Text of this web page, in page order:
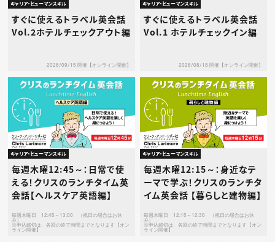
キャリア・ヒューマンスキル
すぐに使えるトラベル英会話
Vol.2ホテルチェックアウト編
2026/09/15 開催【オンライン開催】
キャリア・ヒューマンスキル
すぐに使えるトラベル英会話
Vol.1 ホテルチェックイン編
2026/08/18 開催【オンライン開催】
キャリア・ヒューマンスキル
毎週木曜12:45～：日常で使
える！クリスのランチタイム英
会話【ヘルスケア英語編】
毎週木曜日 12:45～13:00 （祝日の場合はお休
み）
※申込締切は、各回の終了時間までとなります【オン
ライン開催】
キャリア・ヒューマンスキル
毎週木曜12:15～：身近なテ
ーマで学ぶ！クリスのランチタ
イム英会話 【暮らしと建物編】
毎週木曜日 12:15～12:30 （祝日の場合はお休
み）
※申込締切は、各回の終了時間までとなります【オン
ライン開催】